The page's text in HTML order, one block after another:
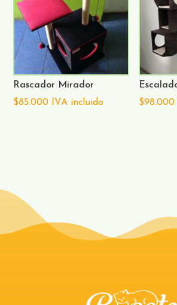
Rascador Mirador
$85.000 IVA incluido
$98.000